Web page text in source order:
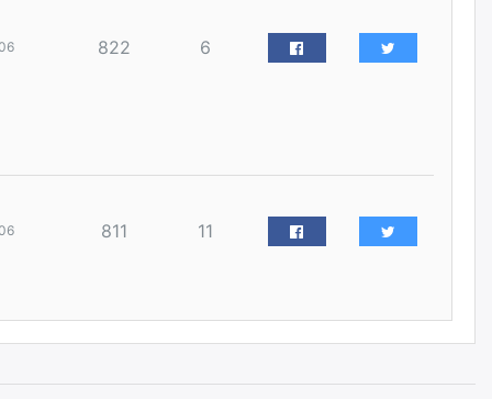
бизнес хамтрагчаа гүтгэж
хууль хяналтын байгууллагаар
Д.Амарбаясгалан:
зогсоож, Арабын орнуудаас
нийлүүлэх ажлыг сэргээх
Худалдагч Н.Амарзаяа:
өрийн дэвтэр долоо хоногт л
822 6
811 11